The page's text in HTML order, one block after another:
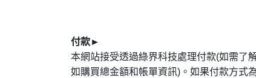
付款►
本網站接受透過綠界科技處理付款(如需了
如購買總金額和帳單資訊)。如果付款方式